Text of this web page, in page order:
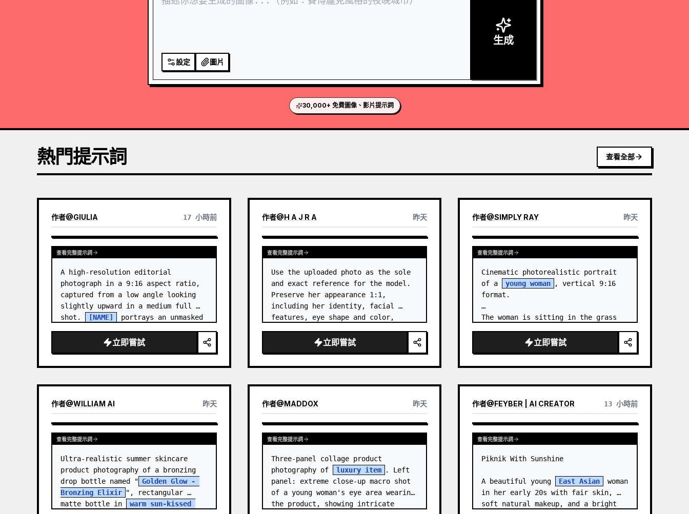
設定 圖片
生成
30,000+ 免費圖像、影片提示詞
熱門提示詞 查看全部
作者@GIULIA 17 小時前
查看完整提示詞
A high-resolution editorial
photograph in a 9:16 aspect ratio,
captured from a low angle looking
slightly upward in a medium full
shot.
[NAME]
portrays an unmasked
in a low, heroic la…
立即嘗試
作者@H A J R A 昨天
查看完整提示詞
Use the uploaded photo as the sole
and exact reference for the model.
Preserve her appearance 1:1,
including her identity, facial
features, eye shape and color,
proportions, hair, its length,
volume, texture, facial expressi…
立即嘗試
作者@SIMPLY RAY 昨天
查看完整提示詞
Cinematic photorealistic portrait
of a
young woman
, vertical 9:16
format.
The woman is sitting in the grass
立即嘗試
作者@WILLIAM AI 昨天
查看完整提示詞
Ultra-realistic summer skincare
product photography of a bronzing
drop bottle named " Golden Glow -
Bronzing Elixir ", rectangular
matte bottle in
warm sun-kissed
作者@MADDOX 昨天
查看完整提示詞
Three-panel collage product
photography of
luxury item
. Left
panel: extreme close-up macro shot
of a young woman's eye area wearing
the product, showing intricate
作者@FEYBER | AI CREATOR 13 小時前
查看完整提示詞
Piknik With Sunshine
A beautiful young East Asian
woman
in her early 20s with fair skin,
soft natural makeup, and a bright